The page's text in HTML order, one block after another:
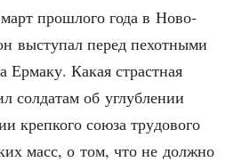
про­шло­го года в Ново­
высту­пал перед пехот­ны­ми
Ерма­ку. Какая страст­ная
сол­да­там об углуб­ле­нии
креп­ко­го сою­за тру­до­во­го
масс, о том, что не долж­но